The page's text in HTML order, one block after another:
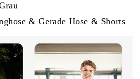
& Gerade Hose & Shorts